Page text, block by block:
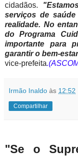
cidadãos.
serviços de
realidade. No
do Programa
importante para
garantir o bem-
vice-prefeita
Irmão Inaldo às 12:52
Compartilhar
"Se o